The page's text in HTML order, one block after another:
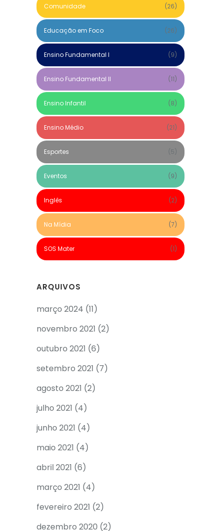
Comunidade (26)
Educação em Foco (26)
Ensino Fundamental I (9)
Ensino Fundamental II (11)
Ensino Infantil (8)
Ensino Médio (21)
Esportes (5)
Eventos (9)
Inglês (2)
Na Mídia (7)
SOS Mater (1)
ARQUIVOS
março 2024 (11)
novembro 2021 (2)
outubro 2021 (6)
setembro 2021 (7)
agosto 2021 (2)
julho 2021 (4)
junho 2021 (4)
maio 2021 (4)
abril 2021 (6)
março 2021 (4)
fevereiro 2021 (2)
dezembro 2020 (2)